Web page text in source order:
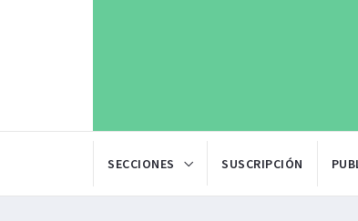
SECCIONES SUSCRIPCIÓN